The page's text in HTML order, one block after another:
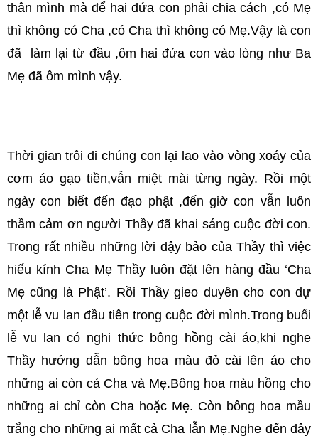
thân mình mà để hai đứa con phải chia cách ,có Mẹ
thì không có Cha ,có Cha thì không có Mẹ.Vậy là con
đã làm lại từ đầu ,ôm hai đứa con vào lòng như Ba
Mẹ đã ôm mình vậy.
Thời gian trôi đi chúng con lại lao vào vòng xoáy của
cơm áo gạo tiền,vẫn miệt mài từng ngày. Rồi một
ngày con biết đến đạo phật ,đến giờ con vẫn luôn
thầm cảm ơn người Thầy đã khai sáng cuộc đời con.
Trong rất nhiều những lời dậy bảo của Thầy thì việc
hiếu kính Cha Mẹ Thầy luôn đặt lên hàng đầu ‘Cha
Mẹ cũng là Phật’. Rồi Thầy gieo duyên cho con dự
một lễ vu lan đầu tiên trong cuộc đời mình.Trong buổi
lễ vu lan có nghi thức bông hồng cài áo,khi nghe
Thầy hướng dẫn bông hoa màu đỏ cài lên áo cho
những ai còn cả Cha và Mẹ.Bông hoa màu hồng cho
những ai chỉ còn Cha hoặc Mẹ. Còn bông hoa mầu
trắng cho những ai mất cả Cha lẫn Mẹ.Nghe đến đây